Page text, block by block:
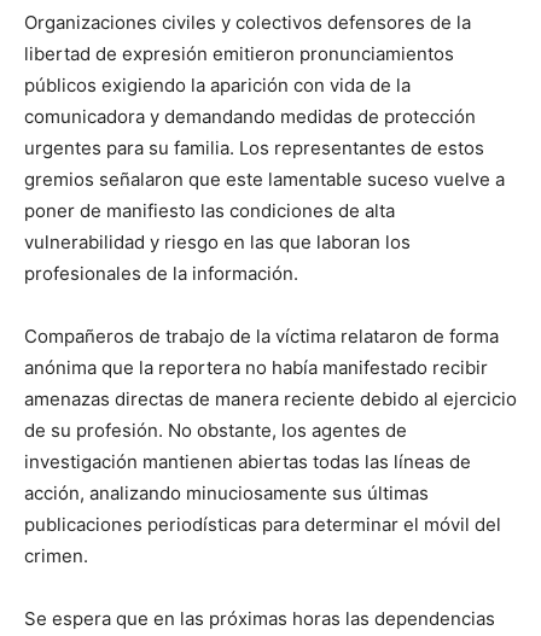
Organizaciones civiles y colectivos defensores de la
libertad de expresión emitieron pronunciamientos
públicos exigiendo la aparición con vida de la
comunicadora y demandando medidas de protección
urgentes para su familia. Los representantes de estos
gremios señalaron que este lamentable suceso vuelve a
poner de manifiesto las condiciones de alta
vulnerabilidad y riesgo en las que laboran los
profesionales de la información.
Compañeros de trabajo de la víctima relataron de forma
anónima que la reportera no había manifestado recibir
amenazas directas de manera reciente debido al ejercicio
de su profesión. No obstante, los agentes de
investigación mantienen abiertas todas las líneas de
acción, analizando minuciosamente sus últimas
publicaciones periodísticas para determinar el móvil del
crimen.
Se espera que en las próximas horas las dependencias